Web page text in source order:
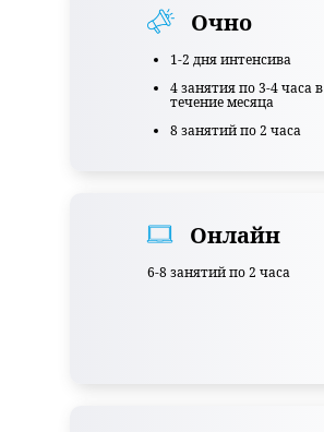
1-2 дня интенсива
4 занятия по 3-4 часа в
течение месяца
8 занятий по 2 часа
Очно
6-8 занятий по 2 часа
Онлайн